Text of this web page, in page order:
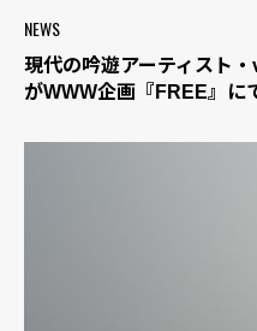
NEWS
現代の吟遊アーティスト
がWWW企画『FREE』に